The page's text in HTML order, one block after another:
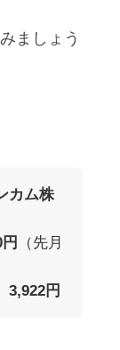
ましょう
カム株
（先月
3,922円